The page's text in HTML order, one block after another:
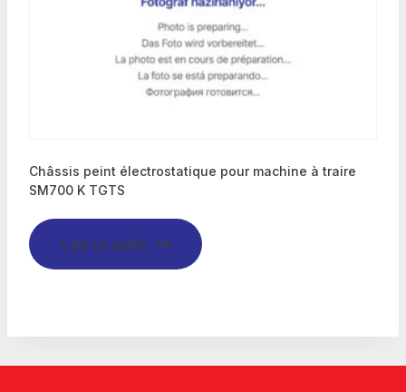
Châssis peint électrostatique pour machine à traire
SM700 K TGTS
Lire la suite